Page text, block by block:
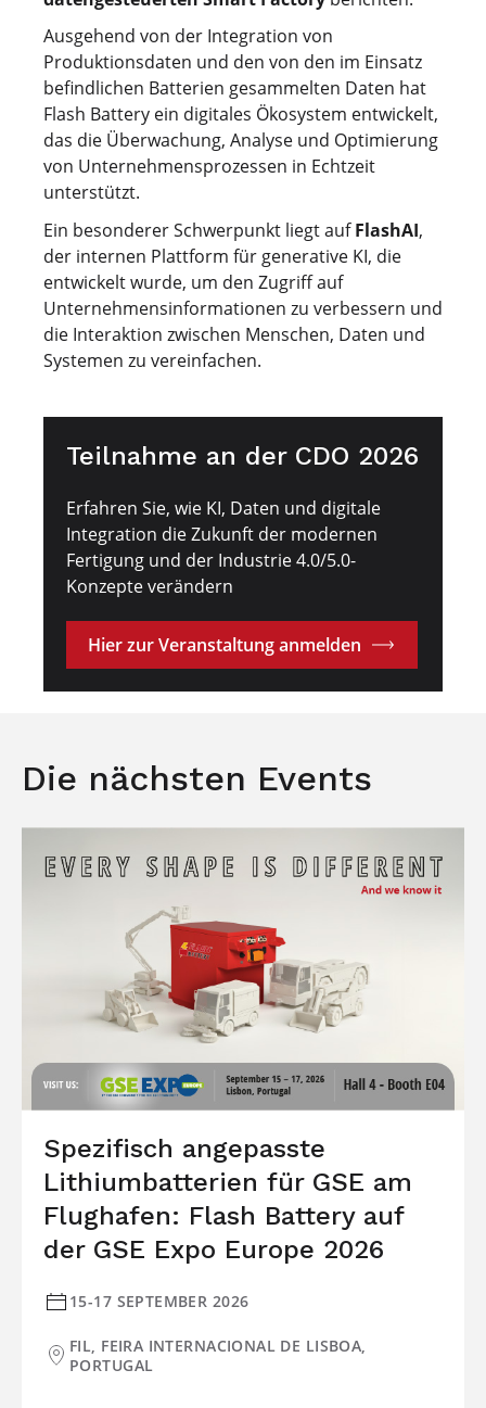
Ausgehend von der Integration von
Produktionsdaten und den von den im Einsatz
befindlichen Batterien gesammelten Daten hat
Flash Battery ein digitales Ökosystem entwickelt,
das die Überwachung, Analyse und Optimierung
von Unternehmensprozessen in Echtzeit
unterstützt.
Ein besonderer Schwerpunkt liegt aufFlashAI,
der internen Plattform für generative KI, die
entwickelt wurde, um den Zugriff auf
Unternehmensinformationen zu verbessern und
die Interaktion zwischen Menschen, Daten und
Systemen zu vereinfachen.
Teilnahme an der CDO 2026
Erfahren Sie, wie KI, Daten und digitale
Integration die Zukunft der modernen
Fertigung und der Industrie 4.0/5.0-
Konzepte verändern
Hier zur Veranstaltung anmelden
Die nächsten Events
Spezifisch angepasste
Lithiumbatterien für GSE am
Flughafen: Flash Battery auf
der GSE Expo Europe 2026
15-17 SEPTEMBER 2026
FIL, FEIRA INTERNACIONAL DE LISBOA,
PORTUGAL